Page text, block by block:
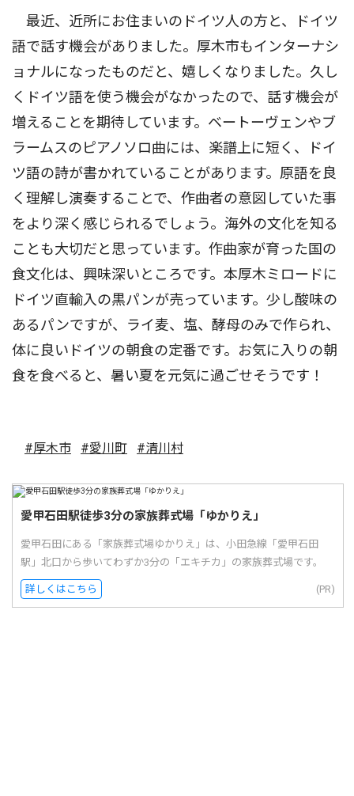
最近、近所にお住まいのドイツ人の方と、ドイツ
語で話す機会がありました。厚木市もインターナシ
ョナルになったものだと、嬉しくなりました。久し
くドイツ語を使う機会がなかったので、話す機会が
増えることを期待しています。ベートーヴェンやブ
ラームスのピアノソロ曲には、楽譜上に短く、ドイ
ツ語の詩が書かれていることがあります。原語を良
く理解し演奏することで、作曲者の意図していた事
をより深く感じられるでしょう。海外の文化を知る
ことも大切だと思っています。作曲家が育った国の
食文化は、興味深いところです。本厚木ミロードに
ドイツ直輸入の黒パンが売っています。少し酸味の
あるパンですが、ライ麦、塩、酵母のみで作られ、
体に良いドイツの朝食の定番です。お気に入りの朝
食を食べると、暑い夏を元気に過ごせそうです！
#厚木市 #愛川町 #清川村
愛甲石田駅徒歩3分の家族葬式場「ゆかりえ」
愛甲石田にある「家族葬式場ゆかりえ」は、小田急線「愛甲石田
駅」北口から歩いてわずか3分の「エキチカ」の家族葬式場です。
詳しくはこちら (PR)